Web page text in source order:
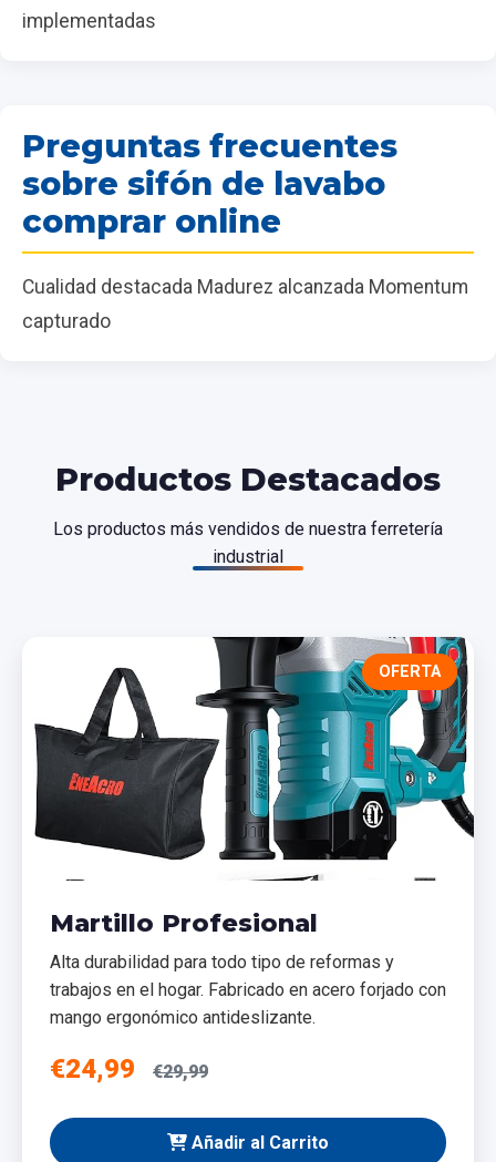
implementadas
Preguntas frecuentes
sobre sifón de lavabo
comprar online
Cualidad destacada Madurez alcanzada Momentum
capturado
Productos Destacados
Los productos más vendidos de nuestra ferretería
industrial
OFERTA
Martillo Profesional
Alta durabilidad para todo tipo de reformas y
trabajos en el hogar. Fabricado en acero forjado con
mango ergonómico antideslizante.
€24,99 €29,99
Añadir al Carrito